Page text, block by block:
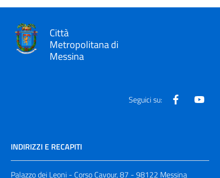
Città
Metropolitana di
Messina
Seguici su: Facebook
INDIRIZZI E RECAPITI
Palazzo dei Leoni - Corso Cavour, 87 - 98122 Messina